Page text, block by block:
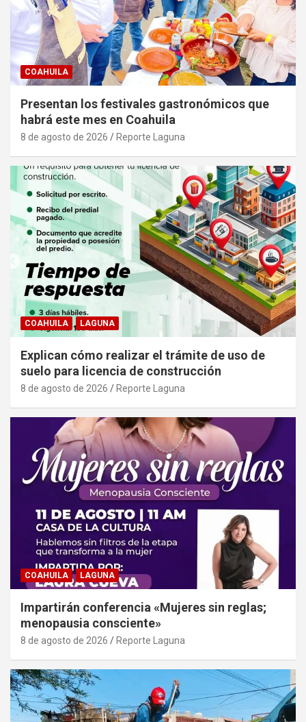
COAHUILA
Presentan los festivales gastronómicos que
habrá este mes en Coahuila
8 de agosto de 2026 Reporte Laguna
COAHUILA LAGUNA
Explican cómo realizar el trámite de uso de
suelo para licencia de construcción
8 de agosto de 2026 Reporte Laguna
COAHUILA LAGUNA
Impartirán conferencia «Mujeres sin reglas;
menopausia consciente»
8 de agosto de 2026 Reporte Laguna